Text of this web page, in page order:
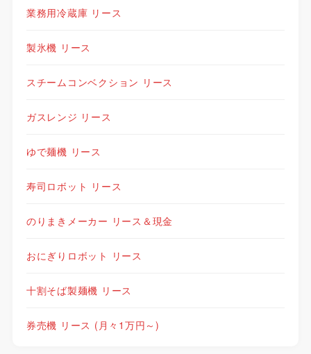
業務用冷蔵庫 リース
製氷機 リース
スチームコンベクション リース
ガスレンジ リース
ゆで麺機 リース
寿司ロボット リース
のりまきメーカー リース＆現金
おにぎりロボット リース
十割そば製麺機 リース
券売機 リース (月々1万円～)